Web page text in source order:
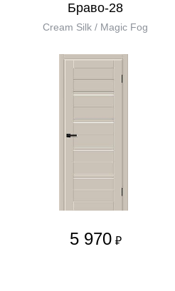
Браво-28
Cream Silk / Magic Fog
5 970 ₽